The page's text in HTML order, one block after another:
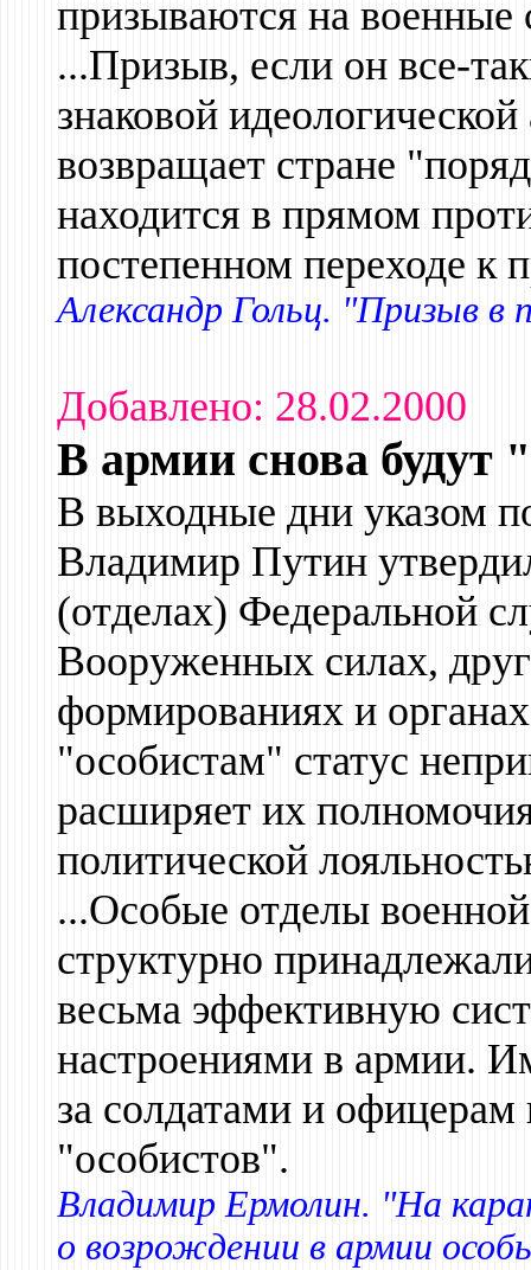
призываются на военные
...Призыв, если он все-
знаковой
возвращает стране
находится в прямом
постепенном переходе к
Александр Гольц. "Призыв
Добавлено: 28.02.2000
В армии снова будут
В выходные дни указом
Владимир Путин
(отделах) Федеральной
Вооруженных силах,
формированиях и
"особистам" статус
расширяет их
политической
...Особые отделы военной
структурно
весьма эффективную
настроениями в армии.
за солдатами и
"особистов".
Владимир Ермолин. "На
о возрождении в армии